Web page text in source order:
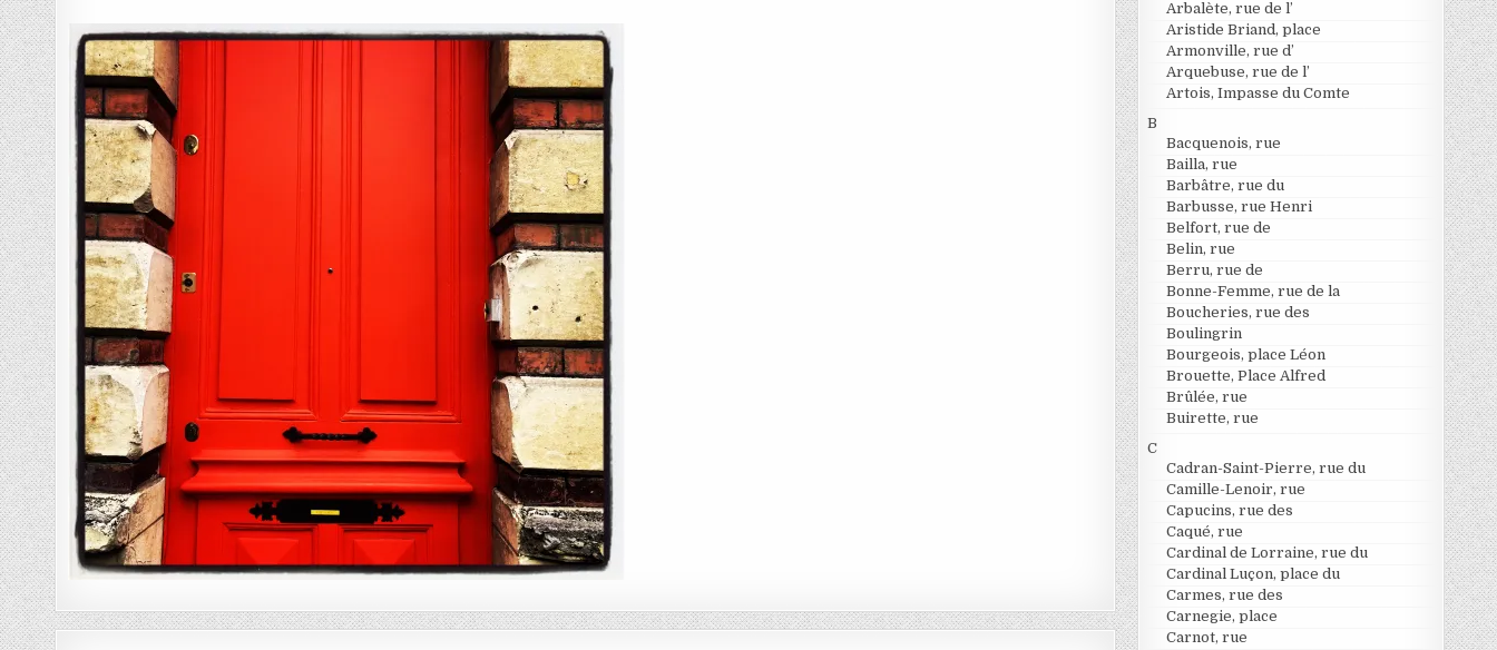
Arbalète, rue de l’
Aristide Briand, place
Armonville, rue d’
Arquebuse, rue de l’
Artois, Impasse du Comte
B
Bacquenois, rue
Bailla, rue
Barbâtre, rue du
Barbusse, rue Henri
Belfort, rue de
Belin, rue
Berru, rue de
Bonne-Femme, rue de la
Boucheries, rue des
Boulingrin
Bourgeois, place Léon
Brouette, Place Alfred
Brûlée, rue
Buirette, rue
C
Cadran-Saint-Pierre, rue du
Camille-Lenoir, rue
Capucins, rue des
Caqué, rue
Cardinal de Lorraine, rue du
Cardinal Luçon, place du
Carmes, rue des
Carnegie, place
Carnot, rue